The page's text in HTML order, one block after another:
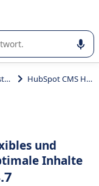
Auswahl
Content Management System HubSpot CMS Hub
und
Inhalte